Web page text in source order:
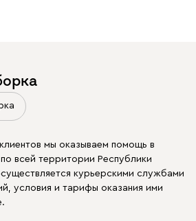
мы оказываем помощь в
всей территории Республики
курьерскими службами
условия и тарифы оказания ими